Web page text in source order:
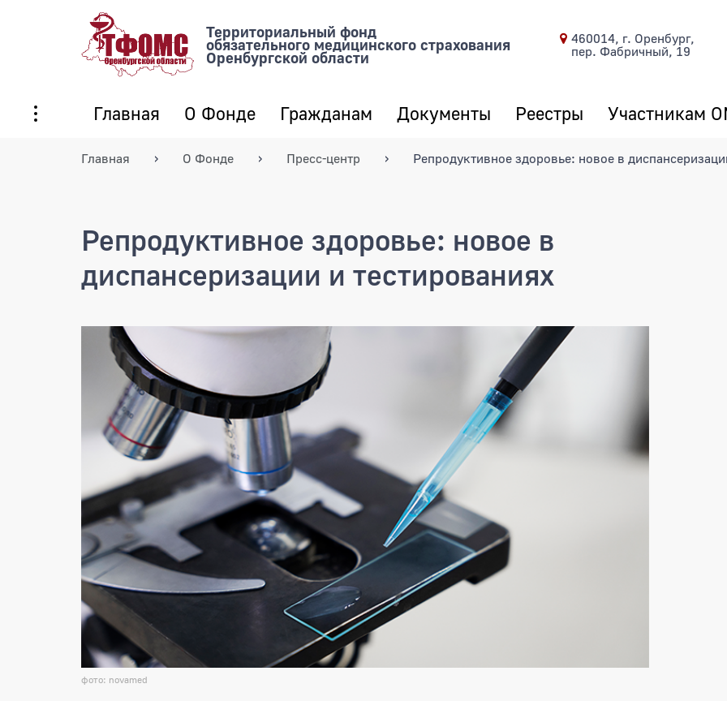
Территориальный фонд
обязательного медицинского страхования
Оренбургской области
460014, г. Оренбург,
пер. Фабричный, 19
Главная О Фонде Гражданам Документы Реестры Участникам
Главная О Фонде Пресс-центр Репродуктивное здоровье: новое в
Репродуктивное здоровье: новое в
диспансеризации и тестированиях
Репродуктивное здоровье: новое в диспансеризации и
фото: novamed